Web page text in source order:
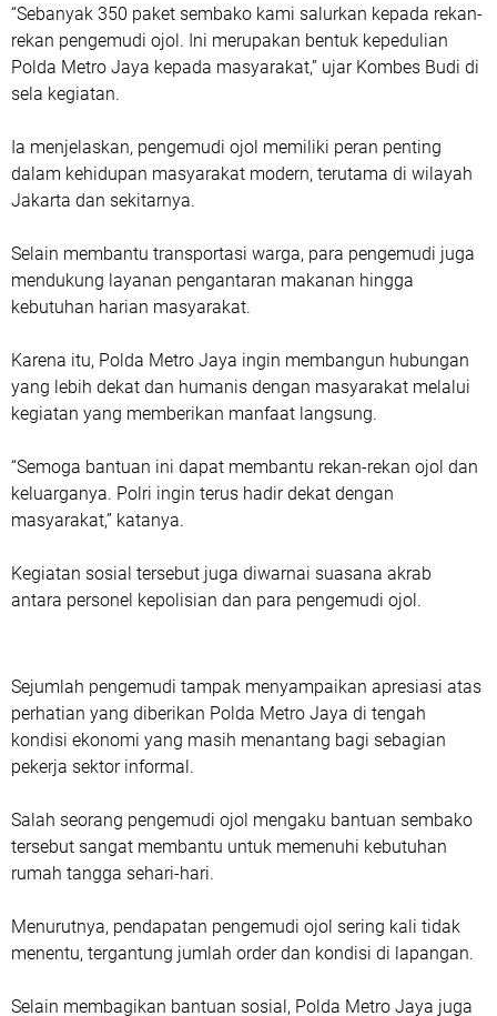
“Sebanyak 350 paket sembako kami salurkan kepada rekan-
rekan pengemudi ojol. Ini merupakan bentuk kepedulian
Polda Metro Jaya kepada masyarakat,” ujar Kombes Budi di
sela kegiatan.
Ia menjelaskan, pengemudi ojol memiliki peran penting
dalam kehidupan masyarakat modern, terutama di wilayah
Jakarta dan sekitarnya.
Selain membantu transportasi warga, para pengemudi juga
mendukung layanan pengantaran makanan hingga
kebutuhan harian masyarakat.
Karena itu, Polda Metro Jaya ingin membangun hubungan
yang lebih dekat dan humanis dengan masyarakat melalui
kegiatan yang memberikan manfaat langsung.
“Semoga bantuan ini dapat membantu rekan-rekan ojol dan
keluarganya. Polri ingin terus hadir dekat dengan
masyarakat,” katanya.
Kegiatan sosial tersebut juga diwarnai suasana akrab
antara personel kepolisian dan para pengemudi ojol.
Sejumlah pengemudi tampak menyampaikan apresiasi atas
perhatian yang diberikan Polda Metro Jaya di tengah
kondisi ekonomi yang masih menantang bagi sebagian
pekerja sektor informal.
‎Salah seorang pengemudi ojol mengaku bantuan sembako
tersebut sangat membantu untuk memenuhi kebutuhan
rumah tangga sehari-hari.
Menurutnya, pendapatan pengemudi ojol sering kali tidak
menentu, tergantung jumlah order dan kondisi di lapangan.
Selain membagikan bantuan sosial, Polda Metro Jaya juga